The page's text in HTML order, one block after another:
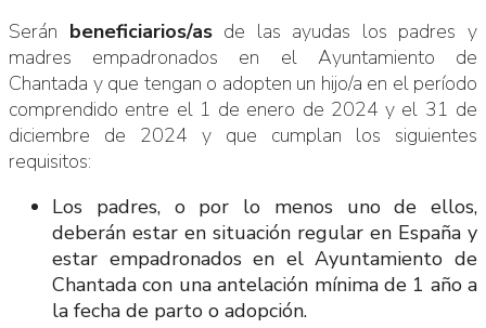
Serán beneficiarios/asde las ayudas los padres y
madres empadronados en el Ayuntamiento de
Chantada y que tengan o adopten un hijo/a en el período
comprendido entre el 1 de enero de 2024 y el 31 de
diciembre de 2024 y que cumplan los siguientes
requisitos:
Los padres, o por lo menos uno de ellos,
deberán estar en situación regular en España y
estar empadronados en el Ayuntamiento de
Chantada con una antelación mínima de 1 año a
la fecha de parto o adopción.